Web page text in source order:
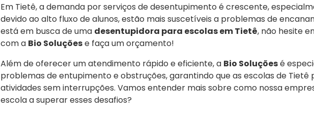
Em Tietê, a demanda por serviços de desentupimento é crescente,
devido ao alto fluxo de alunos, estão mais suscetíveis a problemas de
está em busca de uma desentupidora para escolas em Tietê, não hesite
com a Bio Soluçõese faça um orçamento!
Além de oferecer um atendimento rápido e eficiente, a Bio Soluçõesé
problemas de entupimento e obstruções, garantindo que as escolas de Tietê
atividades sem interrupções. Vamos entender mais sobre como nossa
escola a superar esses desafios?